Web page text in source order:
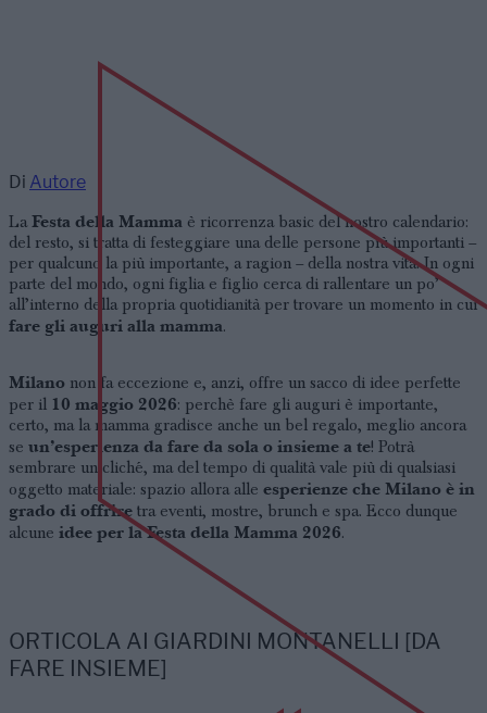
Di Autore
La Festa della Mamma è ricorrenza basic del nostro calendario:
del resto, si tratta di festeggiare una delle persone più importanti –
per qualcuno la più importante, a ragion – della nostra vita. In ogni
parte del mondo, ogni figlia e figlio cerca di rallentare un po’
all’interno della propria quotidianità per trovare un momento in cui
fare gli auguri alla mamma.
Milano non fa eccezione e, anzi, offre un sacco di idee perfette
per il 10 maggio 2026: perchè fare gli auguri è importante,
certo, ma la mamma gradisce anche un bel regalo, meglio ancora
se un’esperienza da fare da sola o insieme a te! Potrà
sembrare un cliché, ma del tempo di qualità vale più di qualsiasi
oggetto materiale: spazio allora alle esperienze che Milano è in
grado di offrire tra eventi, mostre, brunch e spa. Ecco dunque
alcune idee per la Festa della Mamma 2026.
ORTICOLA AI GIARDINI MONTANELLI [DA
FARE INSIEME]